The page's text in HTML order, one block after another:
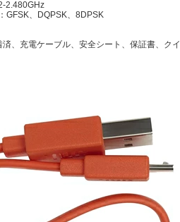
2.480GHz
GFSK、DQPSK、8DPSK
、充電ケーブル、安全シート、保証書、ク